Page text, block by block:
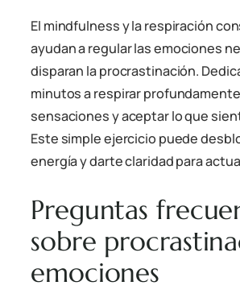
El mindfulness y la respiración
ayudan a regular las emociones
disparan la procrastinación.
minutos a respirar
sensaciones y aceptar lo que
Este simple ejercicio puede
energía y darte claridad para
Preguntas
sobre
emociones